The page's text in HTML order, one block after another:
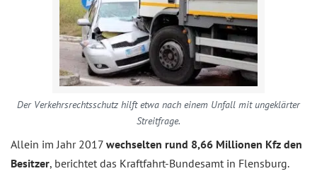
Der Verkehrsrechtsschutz hilft etwa nach einem Unfall mit ungeklärter
Streitfrage.
Allein im Jahr 2017 wechselten rund 8,66 Millionen Kfz den
Besitzer, berichtet das Kraftfahrt-Bundesamt in Flensburg.